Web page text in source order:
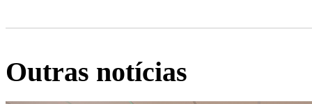
Outras notícias